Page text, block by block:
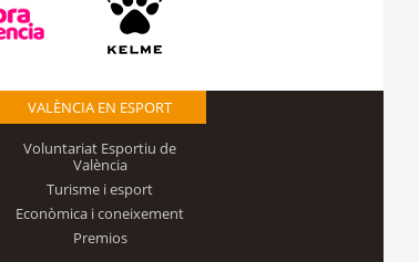
VALÈNCIA EN ESPORT
Voluntariat Esportiu de
València
Turisme i esport
Econòmica i coneixement
Premios